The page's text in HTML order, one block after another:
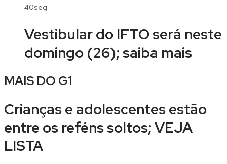
40seg
Vestibular do IFTO será neste
domingo (26); saiba mais
MAIS DO G1
Crianças e adolescentes estão
entre os reféns soltos; VEJA
LISTA